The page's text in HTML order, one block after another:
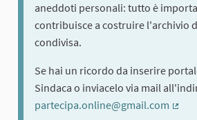
aneddoti personali: tutto è
contribuisce a costruire l'archivio
condivisa.
Se hai un ricordo da inserire
Sindaca o inviacelo via mail
partecipa.online@gmail.com